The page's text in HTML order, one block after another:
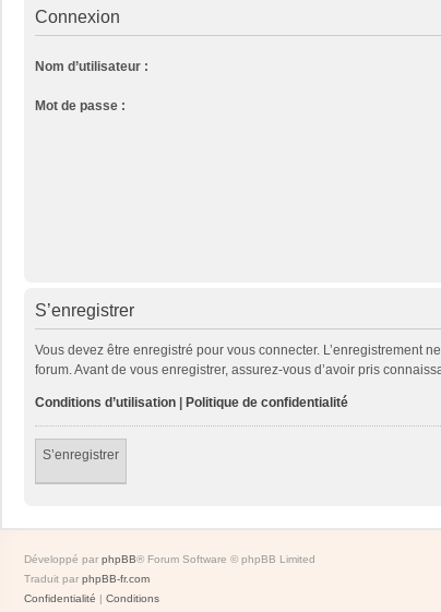
Connexion
Nom d’utilisateur :
Mot de passe :
S’enregistrer
Vous devez être enregistré pour vous connecter. L’enregistrement
forum. Avant de vous enregistrer, assurez-vous d’avoir pris
Conditions d’utilisation Politique de confidentialité
S’enregistrer
Développé par phpBB® Forum Software © phpBB Limited
Traduit par phpBB-fr.com
Confidentialité | Conditions